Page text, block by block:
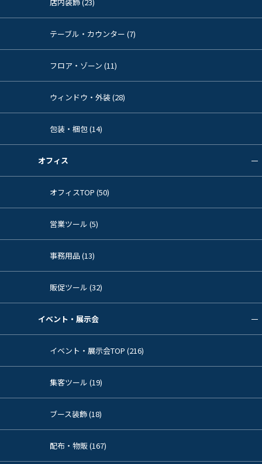
テーブル・カウンター (7)
フロア・ゾーン (11)
ウィンドウ・外装 (28)
包装・梱包 (14)
オフィス
オフィスTOP (50)
営業ツール (5)
事務用品 (13)
販促ツール (32)
イベント・展示会
イベント・展示会TOP (216)
集客ツール (19)
ブース装飾 (18)
配布・物販 (167)